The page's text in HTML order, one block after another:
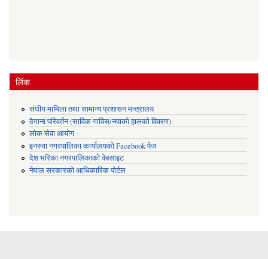
लिंक
संघीय मामिला तथा सामान्य प्रशासन मन्त्रालय
ठेगाना परिवर्तन (साविक गाविस/नपाको हालको विवरण)
लोक सेवा आयोग
इनरुवा नगरपालिका कार्यालयको Facebook पेज
देश भरिका नगरपालिकाको वेबसाइट
नेपाल सरकारको आधिकारिक पोर्टल